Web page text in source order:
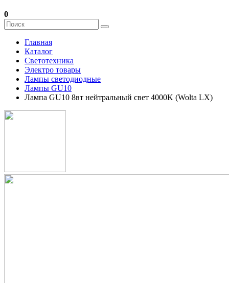
0
Главная
Каталог
Светотехника
Электро товары
Лампы светодиодные
Лампы GU10
Лампа GU10 8вт нейтральный свет 4000K (Wolta LX)